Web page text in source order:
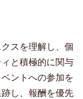
スを理解し、個
と積極的に関与
ントへの参加を
し、報酬を優先